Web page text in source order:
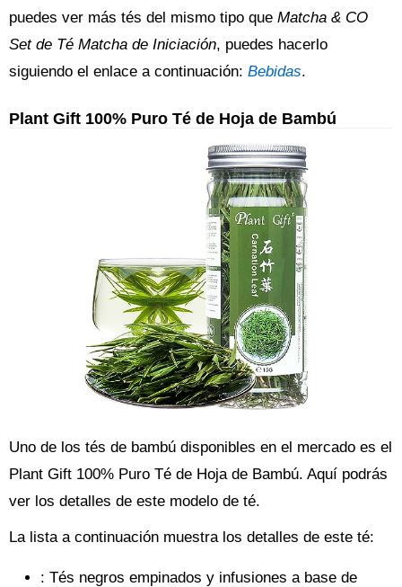
puedes ver más tés del mismo tipo que Matcha & CO
Set de Té Matcha de Iniciación, puedes hacerlo
siguiendo el enlace a continuación: Bebidas.
Plant Gift 100% Puro Té de Hoja de Bambú
Uno de los tés de bambú disponibles en el mercado es el
Plant Gift 100% Puro Té de Hoja de Bambú. Aquí podrás
ver los detalles de este modelo de té.
La lista a continuación muestra los detalles de este té:
: Tés negros empinados y infusiones a base de